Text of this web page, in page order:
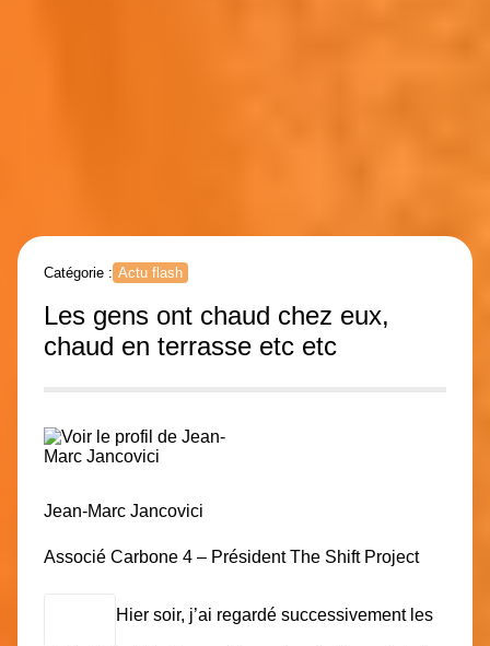
Catégorie : Actu flash
Les gens ont chaud chez eux,
chaud en terrasse etc etc
Jean-Marc Jancovici
Associé Carbone 4 – Président The Shift Project
Hier soir, j’ai regardé successivement les